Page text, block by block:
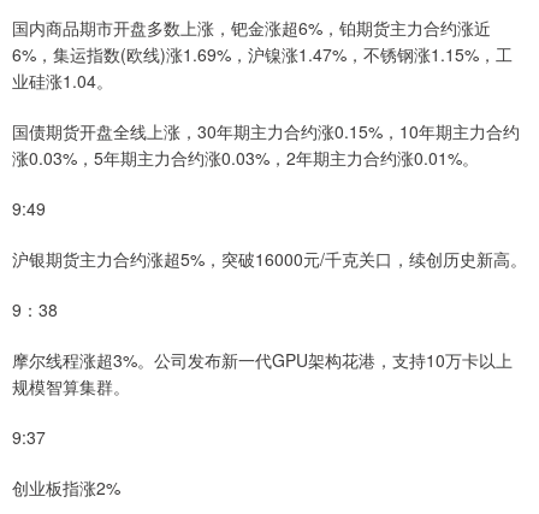
国内商品期市开盘多数上涨，钯金涨超6%，铂期货主力合约涨近
6%，集运指数(欧线)涨1.69%，沪镍涨1.47%，不锈钢涨1.15%，工
业硅涨1.04。
国债期货开盘全线上涨，30年期主力合约涨0.15%，10年期主力合约
涨0.03%，5年期主力合约涨0.03%，2年期主力合约涨0.01%。
9:49
沪银期货主力合约涨超5%，突破16000元/千克关口，续创历史新高。
9：38
摩尔线程涨超3%。公司发布新一代GPU架构花港，支持10万卡以上
规模智算集群。
9:37
创业板指涨2%